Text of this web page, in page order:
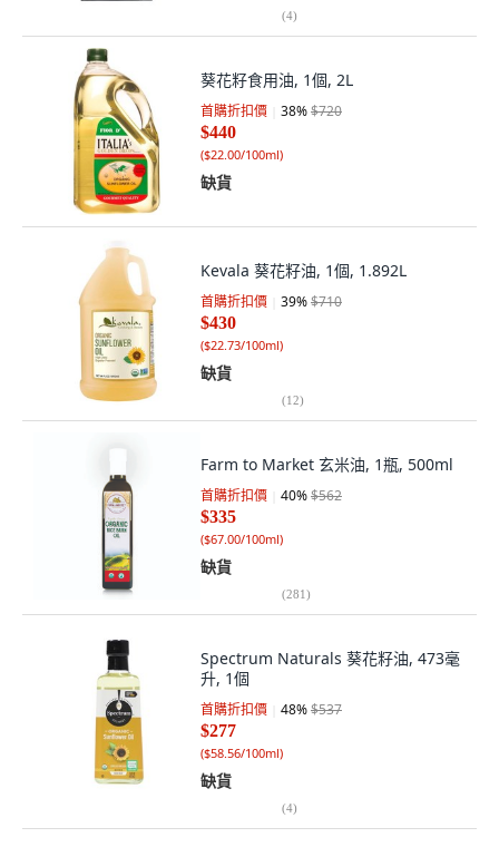
(4)
葵花籽食用油, 1個, 2L
首購折扣價 38%$720
$440
($22.00/100ml)
缺貨
Kevala 葵花籽油, 1個, 1.892L
首購折扣價 39%$710
$430
($22.73/100ml)
缺貨
(12)
Farm to Market 玄米油, 1瓶, 500ml
首購折扣價 40%$562
$335
($67.00/100ml)
缺貨
(281)
Spectrum Naturals 葵花籽油, 473毫
升, 1個
首購折扣價 48%$537
$277
($58.56/100ml)
缺貨
(4)